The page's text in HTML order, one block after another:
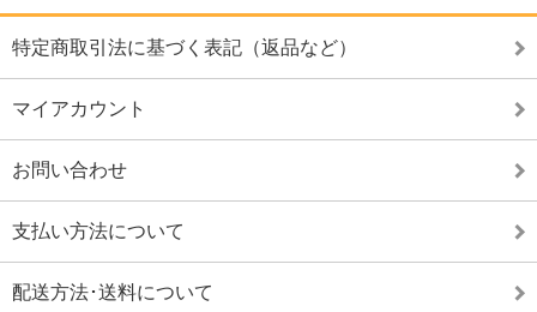
特定商取引法に基づく表記（返品など）
マイアカウント
お問い合わせ
支払い方法について
配送方法･送料について